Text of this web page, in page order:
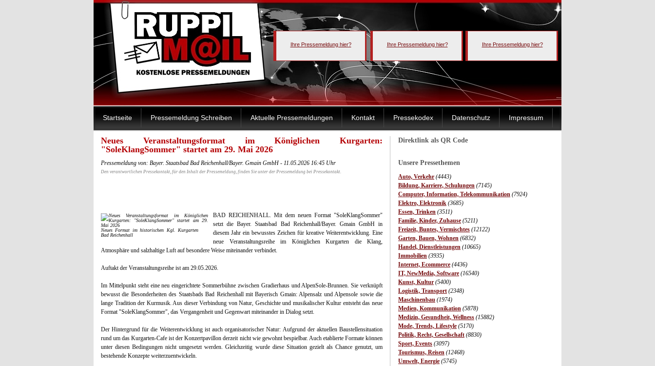
Ihre Pressemeldung hier? Ihre Pressemeldung hier? Ihre Pressemeldung hier?
Startseite Pressemeldung Schreiben Aktuelle Pressemeldungen Kontakt Pressekodex Datenschutz Impressum
Direktlink als QR Code
Unsere Pressethemen
Auto, Verkehr (4443)
Bildung, Karriere, Schulungen (7145)
Computer, Information, Telekommunikation (7924)
Elektro, Elektronik (3685)
Essen, Trinken (3511)
Familie, Kinder, Zuhause (5211)
Freizeit, Buntes, Vermischtes (12122)
Garten, Bauen, Wohnen (6832)
Handel, Dienstleistungen (10665)
Immobilien (3935)
Internet, Ecommerce (4436)
IT, NewMedia, Software (16540)
Kunst, Kultur (5400)
Logistik, Transport (2348)
Maschinenbau (1974)
Medien, Kommunikation (5878)
Medizin, Gesundheit, Wellness (15882)
Mode, Trends, Lifestyle (5170)
Politik, Recht, Gesellschaft (8830)
Sport, Events (3097)
Tourismus, Reisen (12468)
Umwelt, Energie (5745)
Neues Veranstaltungsformat im Königlichen Kurgarten:
"SoleKlangSommer" startet am 29. Mai 2026
Pressemeldung von: Bayer. Staatsbad Bad Reichenhall/Bayer. Gmain GmbH - 11.05.2026 16:45 Uhr
Den verantwortlichen Pressekontakt, für den Inhalt der Pressemeldung, finden Sie unter der Pressemeldung bei Pressekontakt.
Neues Format im historischen Kgl. Kurgarten
Bad Reichenhall
BAD REICHENHALL. Mit dem neuen Format "SoleKlangSommer"
setzt die Bayer. Staatsbad Bad Reichenhall/Bayer. Gmain GmbH in
diesem Jahr ein bewusstes Zeichen für kreative Weiterentwicklung. Eine
neue Veranstaltungsreihe im Königlichen Kurgarten die Klang,
Atmosphäre und salzhaltige Luft auf besondere Weise miteinander verbindet.
Auftakt der Veranstaltungsreihe ist am 29.05.2026.
Im Mittelpunkt steht eine neu eingerichtete Sommerbühne zwischen Gradierhaus und AlpenSole-Brunnen. Sie verknüpft
bewusst die Besonderheiten des Staatsbads Bad Reichenhall mit Bayerisch Gmain: Alpensalz und Alpensole sowie die
lange Tradition der Kurmusik. Aus dieser Verbindung von Natur, Geschichte und musikalischer Kultur entsteht das neue
Format "SoleKlangSommer", das Vergangenheit und Gegenwart miteinander in Dialog setzt.
Der Hintergrund für die Weiterentwicklung ist auch organisatorischer Natur: Aufgrund der aktuellen Baustellensituation
rund um das Kurgarten-Cafe ist der Konzertpavillon derzeit nicht wie gewohnt bespielbar. Auch etablierte Formate können
unter diesen Bedingungen nicht umgesetzt werden. Gleichzeitig wurde diese Situation gezielt als Chance genutzt, um
bestehende Konzepte weiterzuentwickeln.